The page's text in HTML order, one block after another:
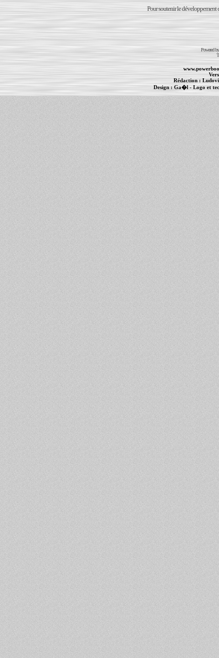
Pour soutenir le développement
Powered
Rédaction :
Design :Ga�l- Logo et
PowerBook